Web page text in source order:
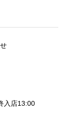
入店13:00